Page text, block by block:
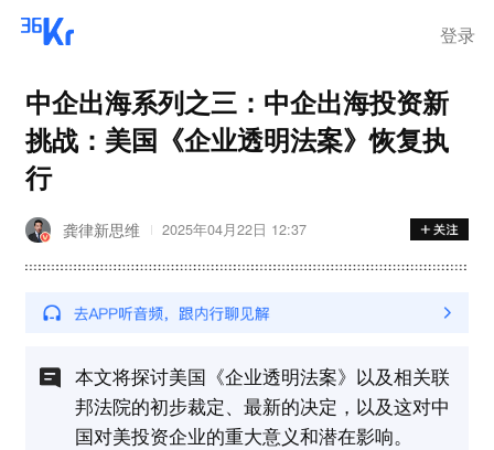
登录
中企出海系列之三：中企出海投资新
挑战：美国《企业透明法案》恢复执
行
龚律新思维 2025年04月22日 12:37
本文将探讨美国《企业透明法案》以及相关联
邦法院的初步裁定、最新的决定，以及这对中
国对美投资企业的重大意义和潜在影响。